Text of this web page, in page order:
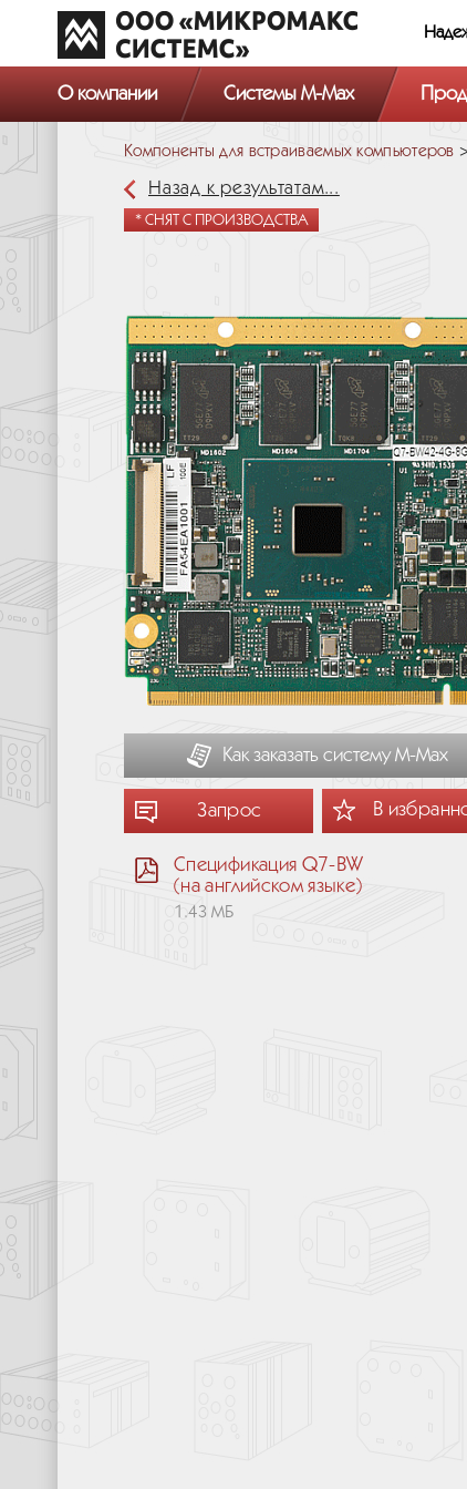
О компании Системы M-Max
Компоненты для встраиваемых компьютеров
Назад к результатам...
* СНЯТ С ПРОИЗВОДСТВА
Как заказать систему М-Мах
Запрос В
Спецификация Q7-BW
(на английском языке)
1.43 МБ